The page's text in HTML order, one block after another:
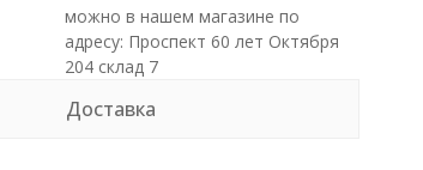
можно в нашем магазине по
адресу: Проспект 60 лет Октября
204 склад 7
Доставка